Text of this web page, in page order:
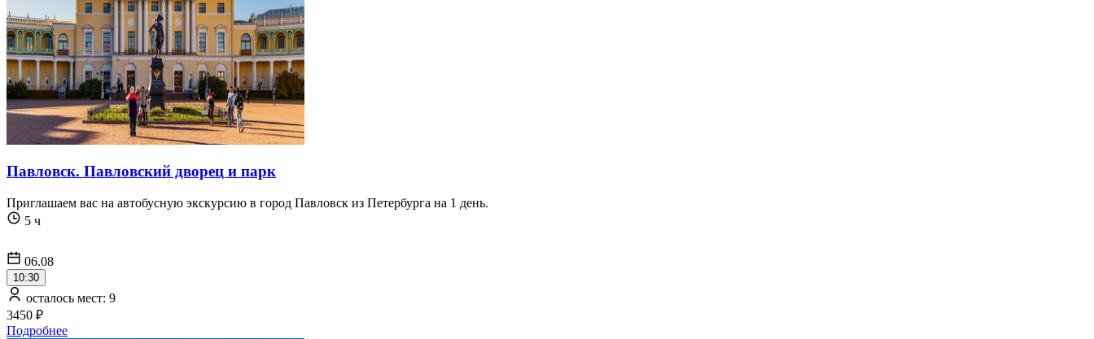
Павловск. Павловский дворец и парк
Приглашаем вас на автобусную экскурсию в город Павловск из Петербурга на 1 день.
5 ч
06.08
10:30
осталось мест: 9
3450 ₽
Подробнее